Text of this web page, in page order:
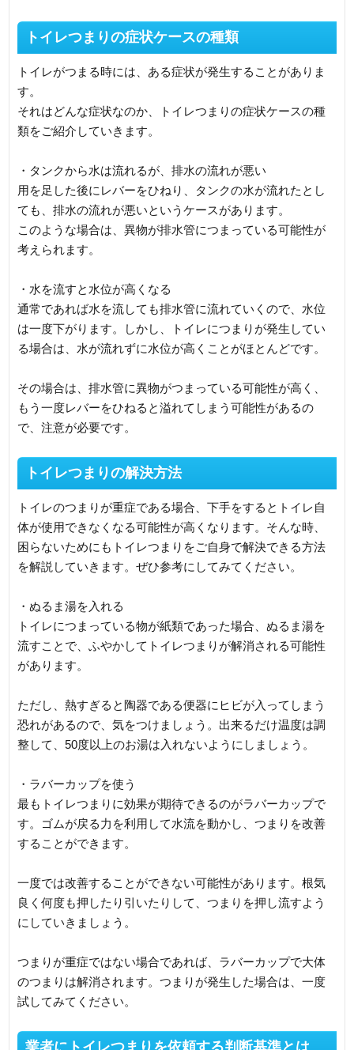
トイレつまりの症状ケースの種類
トイレがつまる時には、ある症状が発生することがありま
す。
それはどんな症状なのか、トイレつまりの症状ケースの種
類をご紹介していきます。
・タンクから水は流れるが、排水の流れが悪い
用を足した後にレバーをひねり、タンクの水が流れたとし
ても、排水の流れが悪いというケースがあります。
このような場合は、異物が排水管につまっている可能性が
考えられます。
・水を流すと水位が高くなる
通常であれば水を流しても排水管に流れていくので、水位
は一度下がります。しかし、トイレにつまりが発生してい
る場合は、水が流れずに水位が高くことがほとんどです。
その場合は、排水管に異物がつまっている可能性が高く、
もう一度レバーをひねると溢れてしまう可能性があるの
で、注意が必要です。
トイレつまりの解決方法
トイレのつまりが重症である場合、下手をするとトイレ自
体が使用できなくなる可能性が高くなります。そんな時、
困らないためにもトイレつまりをご自身で解決できる方法
を解説していきます。ぜひ参考にしてみてください。
・ぬるま湯を入れる
トイレにつまっている物が紙類であった場合、ぬるま湯を
流すことで、ふやかしてトイレつまりが解消される可能性
があります。
ただし、熱すぎると陶器である便器にヒビが入ってしまう
恐れがあるので、気をつけましょう。出来るだけ温度は調
整して、50度以上のお湯は入れないようにしましょう。
・ラバーカップを使う
最もトイレつまりに効果が期待できるのがラバーカップで
す。ゴムが戻る力を利用して水流を動かし、つまりを改善
することができます。
一度では改善することができない可能性があります。根気
良く何度も押したり引いたりして、つまりを押し流すよう
にしていきましょう。
つまりが重症ではない場合であれば、ラバーカップで大体
のつまりは解消されます。つまりが発生した場合は、一度
試してみてください。